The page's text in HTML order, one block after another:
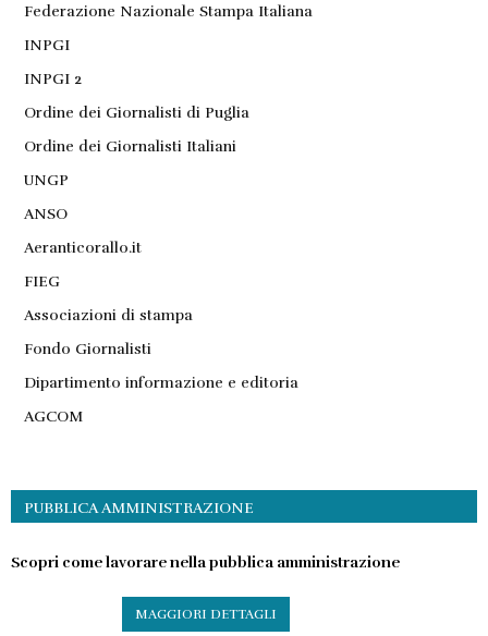
Federazione Nazionale Stampa Italiana
INPGI
INPGI 2
Ordine dei Giornalisti di Puglia
Ordine dei Giornalisti Italiani
UNGP
ANSO
Aeranticorallo.it
FIEG
Associazioni di stampa
Fondo Giornalisti
Dipartimento informazione e editoria
AGCOM
PUBBLICA AMMINISTRAZIONE
Scopri come lavorare nella pubblica amministrazione
MAGGIORI DETTAGLI